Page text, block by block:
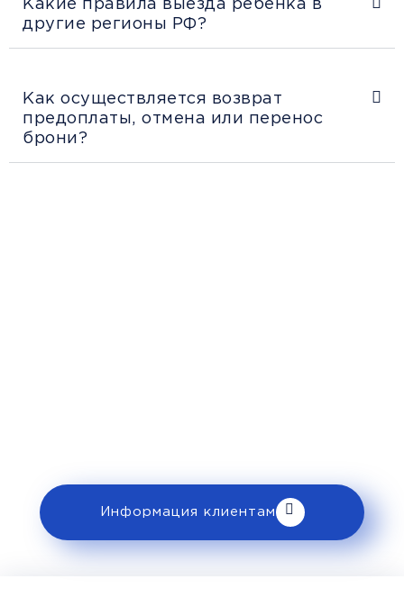
Какие правила выезда ребенка в
другие регионы РФ?
Как осуществляется возврат
предоплаты, отмена или перенос
брони?
Информация клиентам